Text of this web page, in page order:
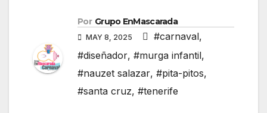
Por Grupo EnMascarada
MAY 8, 2025 #carnaval,
#diseñador, #murga infantil,
#nauzet salazar, #pita-pitos,
#santa cruz, #tenerife